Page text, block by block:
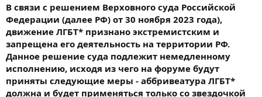
В связи с решением Верховного суда Российской
Федерации (далее РФ) от 30 ноября 2023 года),
движение ЛГБТ* признано экстремистским и
запрещена его деятельность на территории РФ.
Данное решение суда подлежит немедленному
исполнению, исходя из чего на форуме будут
приняты следующие меры - аббривеатура ЛГБТ*
должна и будет применяться только со звездочкой